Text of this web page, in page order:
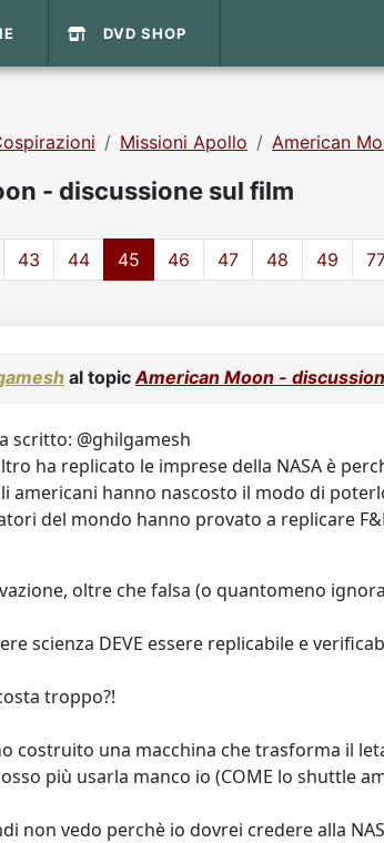
DVD SHOP
Missioni Apollo American
- discussione sul film
43 44 45 46 47 48 49
al topicAmerican Moon -
scritto: @ghilgamesh
ha replicato le imprese della NASA è
americani hanno nascosto il modo di
del mondo hanno provato a replicare
oltre che falsa (o quantomeno
scienza DEVE essere replicabile e
troppo?!
costruito una macchina che trasforma il
più usarla manco io (COME lo shuttle
non vedo perchè io dovrei credere alla